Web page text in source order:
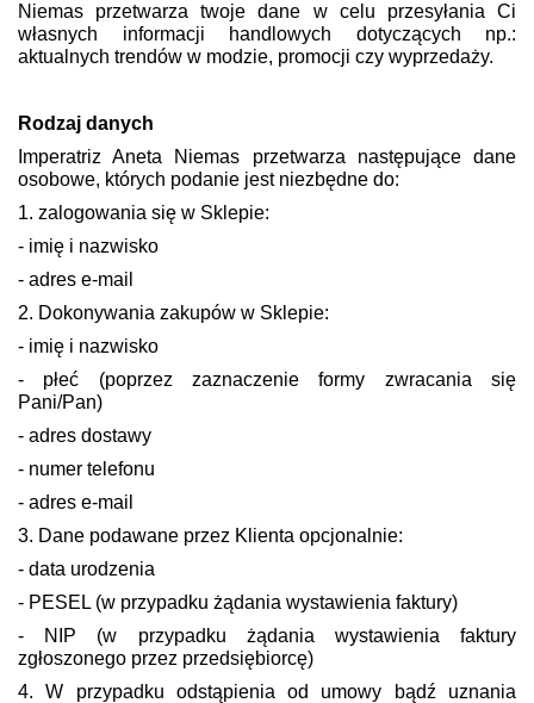
Niemas przetwarza twoje dane w celu przesyłania Ci
własnych informacji handlowych dotyczących np.:
aktualnych trendów w modzie, promocji czy wyprzedaży.
Rodzaj danych
Imperatriz Aneta Niemas przetwarza następujące dane
osobowe, których podanie jest niezbędne do:
1. zalogowania się w Sklepie:
- imię i nazwisko
- adres e-mail
2. Dokonywania zakupów w Sklepie:
- imię i nazwisko
- płeć (poprzez zaznaczenie formy zwracania się
Pani/Pan)
- adres dostawy
- numer telefonu
- adres e-mail
3. Dane podawane przez Klienta opcjonalnie:
- data urodzenia
- PESEL (w przypadku żądania wystawienia faktury)
- NIP (w przypadku żądania wystawienia faktury
zgłoszonego przez przedsiębiorcę)
4. W przypadku odstąpienia od umowy bądź uznania